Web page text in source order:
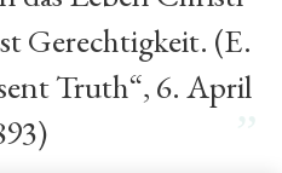
Gerechtigkeit. (E.
Truth“, 6. April